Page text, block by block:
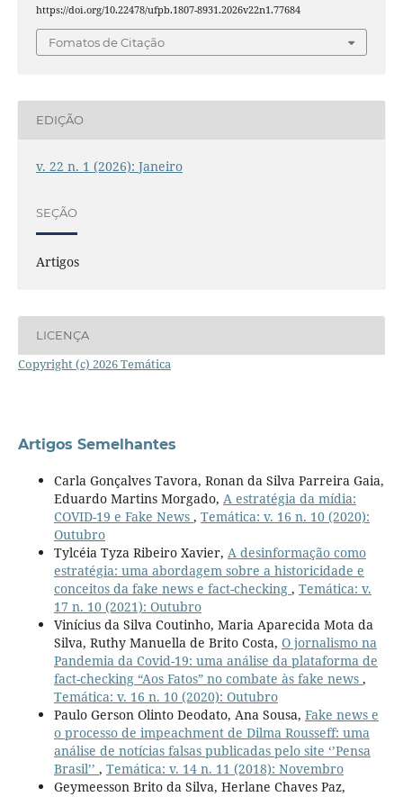
https://doi.org/10.22478/ufpb.1807-8931.2026v22n1.77684
Fomatos de Citação
EDIÇÃO
v. 22 n. 1 (2026): Janeiro
SEÇÃO
Artigos
LICENÇA
Copyright (c) 2026 Temática
Artigos Semelhantes
Carla Gonçalves Tavora, Ronan da Silva Parreira Gaia,
Eduardo Martins Morgado, A estratégia da mídia:
COVID-19 e Fake News , Temática: v. 16 n. 10 (2020):
Outubro
Tylcéia Tyza Ribeiro Xavier, A desinformação como
estratégia: uma abordagem sobre a historicidade e
conceitos da fake news e fact-checking , Temática: v.
17 n. 10 (2021): Outubro
Vinícius da Silva Coutinho, Maria Aparecida Mota da
Silva, Ruthy Manuella de Brito Costa, O jornalismo na
Pandemia da Covid-19: uma análise da plataforma de
fact-checking “Aos Fatos” no combate às fake news ,
Temática: v. 16 n. 10 (2020): Outubro
Paulo Gerson Olinto Deodato, Ana Sousa, Fake news e
o processo de impeachment de Dilma Rousseff: uma
análise de notícias falsas publicadas pelo site ‘’Pensa
Brasil’’ , Temática: v. 14 n. 11 (2018): Novembro
Geymeesson Brito da Silva, Herlane Chaves Paz,